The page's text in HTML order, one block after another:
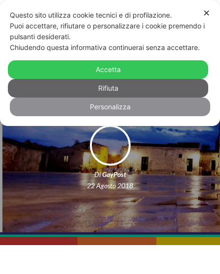
A Marzamemi, “Sii come sei” con un
occhio alla genitorialità
DiGayPost
22 Agosto 2018
✕
Questo sito utilizza cookie tecnici e di profilazione.
Puoi accettare, rifiutare o personalizzare i cookie premendo i
pulsanti desiderati.
Chiudendo questa informativa continuerai senza accettare.
Accetta
Rifiuta
Personalizza